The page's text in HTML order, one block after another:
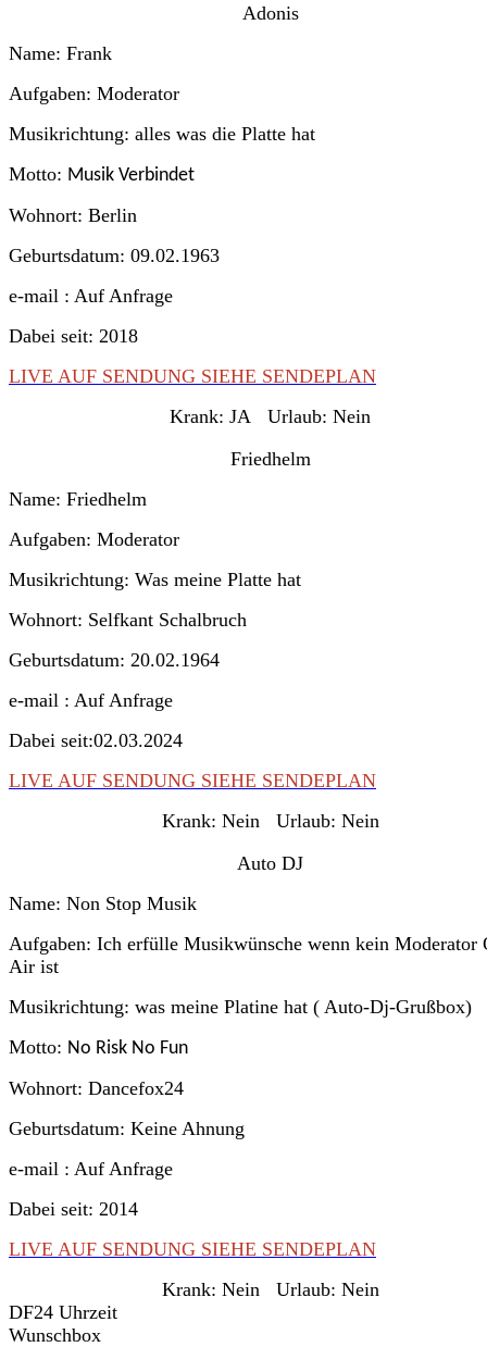
Adonis
Name: Frank
Aufgaben: Moderator
Musikrichtung: alles was die Platte hat
Motto: Musik Verbindet
Wohnort: Berlin
Geburtsdatum: 09.02.1963
e-mail : Auf Anfrage
Dabei seit: 2018
LIVE AUF SENDUNG SIEHE SENDEPLAN
Krank: JA Urlaub: Nein
Friedhelm
Name: Friedhelm
Aufgaben: Moderator
Musikrichtung: Was meine Platte hat
Wohnort: Selfkant Schalbruch
Geburtsdatum: 20.02.1964
e-mail : Auf Anfrage
Dabei seit:02.03.2024
LIVE AUF SENDUNG SIEHE SENDEPLAN
Krank: NeinUrlaub: Nein
Auto DJ
Name: Non Stop Musik
Aufgaben: Ich erfülle Musikwünsche wenn kein Moderator
Air ist
Musikrichtung: was meine Platine hat ( Auto-Dj-Grußbox)
Motto: No Risk No Fun
Wohnort: Dancefox24
Geburtsdatum: Keine Ahnung
e-mail : Auf Anfrage
Dabei seit: 2014
LIVE AUF SENDUNG SIEHE SENDEPLAN
Krank: NeinUrlaub: Nein
DF24 Uhrzeit
Wunschbox